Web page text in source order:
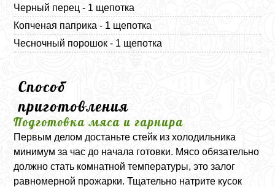
Черный перец - 1 щепотка
Копченая паприка - 1 щепотка
Чесночный порошок - 1 щепотка
Способ
приготовления
Подготовка мяса и гарнира
Первым делом достаньте стейк из холодильника
минимум за час до начала готовки. Мясо обязательно
должно стать комнатной температуры, это залог
равномерной прожарки. Тщательно натрите кусок